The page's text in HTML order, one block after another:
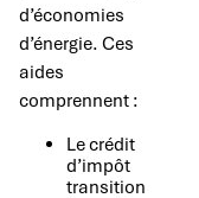
d’économies
d’énergie. Ces
aides
comprennent :
Le crédit
d’impôt
transition